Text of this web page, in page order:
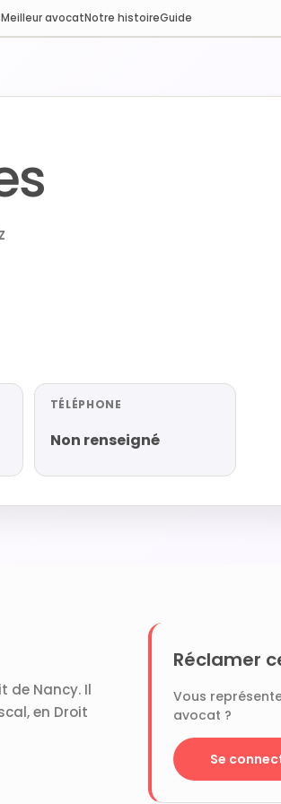
Meilleur avocatNotre histoireGuide
TÉLÉPHONE
Non renseigné
de Nancy. Il
en Droit
Réclamer
Vous
avocat ?
Se